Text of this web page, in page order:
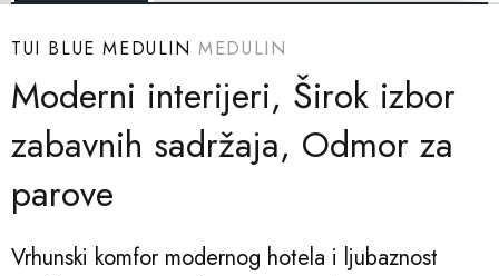
TUI BLUE MEDULINMEDULIN
Moderni interijeri, Širok izbor
zabavnih sadržaja, Odmor za
parove
Vrhunski komfor modernog hotela i ljubaznost